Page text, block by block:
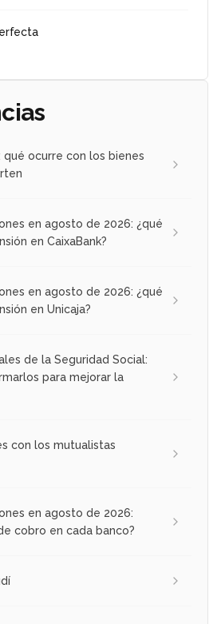
qué ocurre con los bienes
en agosto de 2026: ¿qué
en CaixaBank?
en agosto de 2026: ¿qué
en Unicaja?
de la Seguridad Social:
para mejorar la
con los mutualistas
en agosto de 2026:
cobro en cada banco?